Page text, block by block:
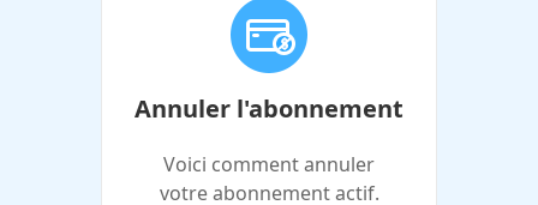
Annuler l'abonnement
Voici comment annuler
votre abonnement actif.